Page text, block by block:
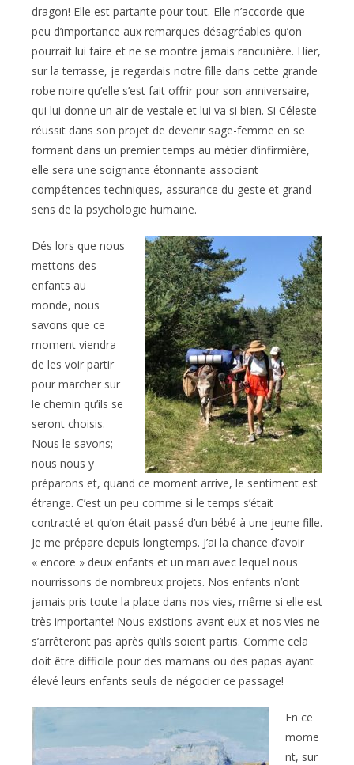
dragon! Elle est partante pour tout. Elle n’accorde que
peu d’importance aux remarques désagréables qu’on
pourrait lui faire et ne se montre jamais rancunière. Hier,
sur la terrasse, je regardais notre fille dans cette grande
robe noire qu’elle s’est fait offrir pour son anniversaire,
qui lui donne un air de vestale et lui va si bien. Si Céleste
réussit dans son projet de devenir sage-femme en se
formant dans un premier temps au métier d’infirmière,
elle sera une soignante étonnante associant
compétences techniques, assurance du geste et grand
sens de la psychologie humaine.
Dés lors que nous
mettons des
enfants au
monde, nous
savons que ce
moment viendra
de les voir partir
pour marcher sur
le chemin qu’ils se
seront choisis.
Nous le savons;
nous nous y
préparons et, quand ce moment arrive, le sentiment est
étrange. C’est un peu comme si le temps s’était
contracté et qu’on était passé d’un bébé à une jeune fille.
Je me prépare depuis longtemps. J’ai la chance d’avoir
« encore » deux enfants et un mari avec lequel nous
nourrissons de nombreux projets. Nos enfants n’ont
jamais pris toute la place dans nos vies, même si elle est
très importante! Nous existions avant eux et nos vies ne
s’arrêteront pas après qu’ils soient partis. Comme cela
doit être difficile pour des mamans ou des papas ayant
élevé leurs enfants seuls de négocier ce passage!
En ce
mome
nt, sur